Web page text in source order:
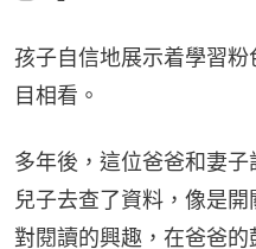
孩子自信地展示着學習粉
目相看。
多年後，這位爸爸和妻
兒子去查了資料，像是
對閱讀的興趣，在爸爸